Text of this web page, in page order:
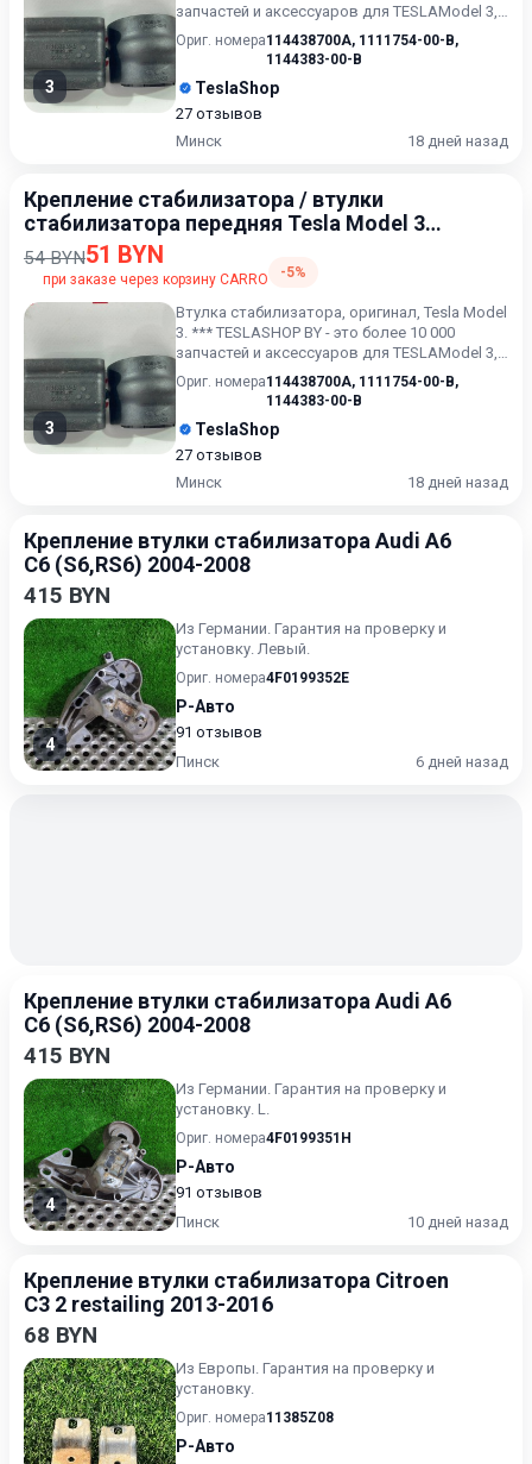
3
запчастей и аксессуаров для TESLAModel 3,
Model X, Model...
Ориг. номера114438700A, 1111754-00-B,
1144383-00-B
TeslaShop
27 отзывов
Минск
18 дней назад
Крепление стабилизатора / втулки
стабилизатора передняя Tesla Model 3
2017-2021
54 BYN51 BYN
при заказе через корзину CARRO -5%
3
Втулка стабилизатора, оригинал, Tesla Model
3. *** TESLASHOP BY - это более 10 000
запчастей и аксессуаров для TESLAModel 3,
Model X, Model...
Ориг. номера114438700A, 1111754-00-B,
1144383-00-B
TeslaShop
27 отзывов
Минск
18 дней назад
Крепление втулки стабилизатора Audi A6
C6 (S6,RS6) 2004-2008
415 BYN
4
Из Германии. Гарантия на проверку и
установку. Левый.
Ориг. номера4F0199352E
Р-Авто
91 отзывов
Пинск
6 дней назад
Крепление втулки стабилизатора Audi A6
C6 (S6,RS6) 2004-2008
415 BYN
4
Из Германии. Гарантия на проверку и
установку. L.
Ориг. номера4F0199351H
Р-Авто
91 отзывов
Пинск
10 дней назад
Крепление втулки стабилизатора Citroen
C3 2 restailing 2013-2016
68 BYN
Из Европы. Гарантия на проверку и
установку.
Ориг. номера11385Z08
Р-Авто